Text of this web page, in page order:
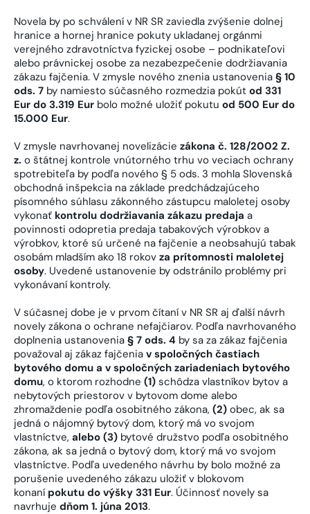
Novela by po schválení v NR SR zaviedla zvýšenie dolnej
hranice a hornej hranice pokuty ukladanej orgánmi
verejného zdravotníctva fyzickej osobe – podnikateľovi
alebo právnickej osobe za nezabezpečenie dodržiavania
zákazu fajčenia. V zmysle nového znenia ustanovenia § 10
ods. 7 by namiesto súčasného rozmedzia pokút od 331
Eur do 3.319 Eur bolo možné uložiť pokutu od 500 Eur do
15.000 Eur.
V zmysle navrhovanej novelizácie zákona č. 128/2002 Z.
z. o štátnej kontrole vnútorného trhu vo veciach ochrany
spotrebiteľa by podľa nového § 5 ods. 3 mohla Slovenská
obchodná inšpekcia na základe predchádzajúceho
písomného súhlasu zákonného zástupcu maloletej osoby
vykonať kontrolu dodržiavania zákazu predaja a
povinnosti odopretia predaja tabakových výrobkov a
výrobkov, ktoré sú určené na fajčenie a neobsahujú tabak
osobám mladším ako 18 rokov za prítomnosti maloletej
osoby. Uvedené ustanovenie by odstránilo problémy pri
vykonávaní kontroly.
V súčasnej dobe je v prvom čítaní v NR SR aj ďalší návrh
novely zákona o ochrane nefajčiarov. Podľa navrhovaného
doplnenia ustanovenia § 7 ods. 4 by sa za zákaz fajčenia
považoval aj zákaz fajčenia v spoločných častiach
bytového domu a v spoločných zariadeniach bytového
domu, o ktorom rozhodne (1) schôdza vlastníkov bytov a
nebytových priestorov v bytovom dome alebo
zhromaždenie podľa osobitného zákona, (2) obec, ak sa
jedná o nájomný bytový dom, ktorý má vo svojom
vlastníctve, alebo (3) bytové družstvo podľa osobitného
zákona, ak sa jedná o bytový dom, ktorý má vo svojom
vlastníctve. Podľa uvedeného návrhu by bolo možné za
porušenie uvedeného zákazu uložiť v blokovom
konaní pokutu do výšky 331 Eur. Účinnosť novely sa
navrhuje dňom 1. júna 2013.